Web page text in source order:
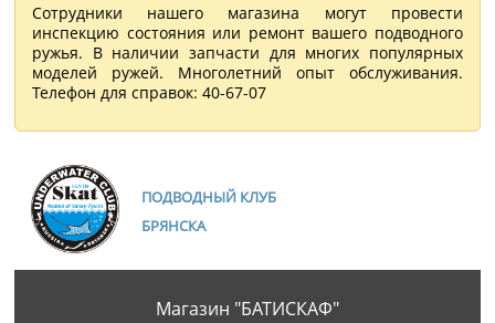
Сотрудники нашего магазина могут провести
инспекцию состояния или ремонт вашего подводного
ружья. В наличии запчасти для многих популярных
моделей ружей. Многолетний опыт обслуживания.
Телефон для справок: 40-67-07
ПОДВОДНЫЙ КЛУБ
БРЯНСКА
Магазин "БАТИСКАФ"